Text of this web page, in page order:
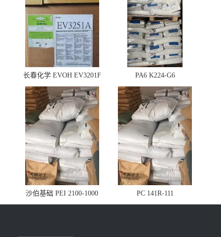
长春化学 EVOH EV3201F PA6 K224-G6
沙伯基础 PEI 2100-1000 PC 141R-111